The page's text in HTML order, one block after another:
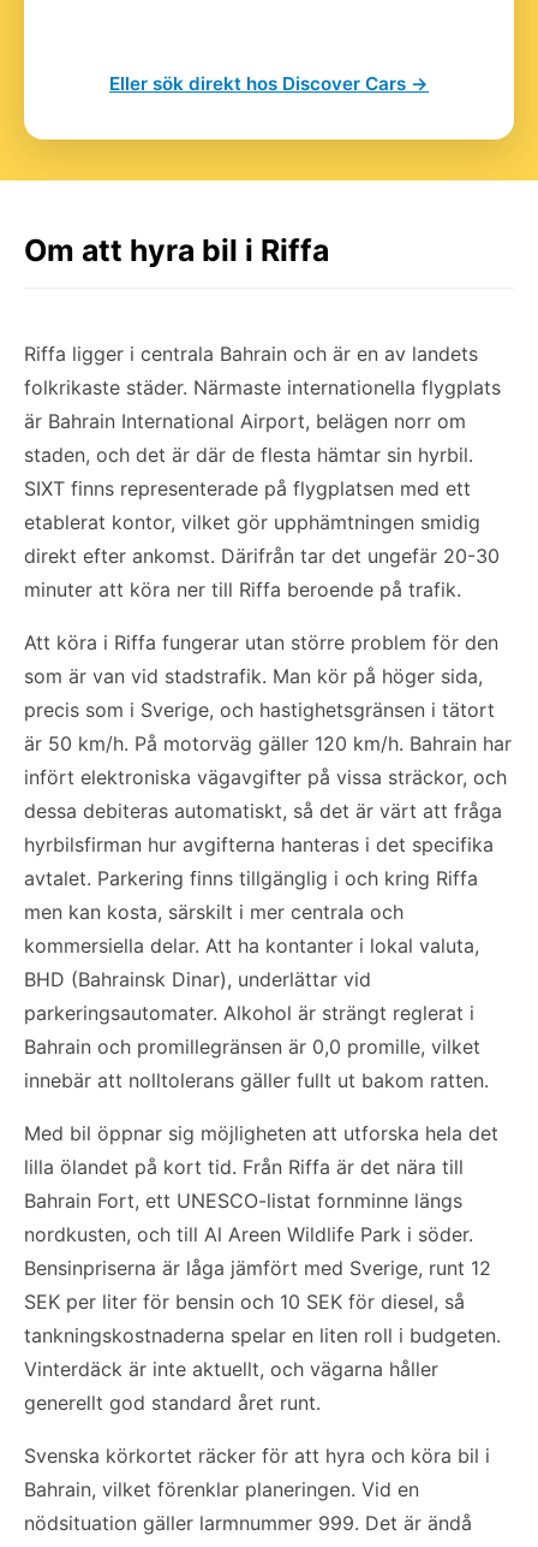
Eller sök direkt hos Discover Cars →
Om att hyra bil i Riffa
Riffa ligger i centrala Bahrain och är en av landets
folkrikaste städer. Närmaste internationella flygplats
är Bahrain International Airport, belägen norr om
staden, och det är där de flesta hämtar sin hyrbil.
SIXT finns representerade på flygplatsen med ett
etablerat kontor, vilket gör upphämtningen smidig
direkt efter ankomst. Därifrån tar det ungefär 20-30
minuter att köra ner till Riffa beroende på trafik.
Att köra i Riffa fungerar utan större problem för den
som är van vid stadstrafik. Man kör på höger sida,
precis som i Sverige, och hastighetsgränsen i tätort
är 50 km/h. På motorväg gäller 120 km/h. Bahrain har
infört elektroniska vägavgifter på vissa sträckor, och
dessa debiteras automatiskt, så det är värt att fråga
hyrbilsfirman hur avgifterna hanteras i det specifika
avtalet. Parkering finns tillgänglig i och kring Riffa
men kan kosta, särskilt i mer centrala och
kommersiella delar. Att ha kontanter i lokal valuta,
BHD (Bahrainsk Dinar), underlättar vid
parkeringsautomater. Alkohol är strängt reglerat i
Bahrain och promillegränsen är 0,0 promille, vilket
innebär att nolltolerans gäller fullt ut bakom ratten.
Med bil öppnar sig möjligheten att utforska hela det
lilla ölandet på kort tid. Från Riffa är det nära till
Bahrain Fort, ett UNESCO-listat fornminne längs
nordkusten, och till Al Areen Wildlife Park i söder.
Bensinpriserna är låga jämfört med Sverige, runt 12
SEK per liter för bensin och 10 SEK för diesel, så
tankningskostnaderna spelar en liten roll i budgeten.
Vinterdäck är inte aktuellt, och vägarna håller
generellt god standard året runt.
Svenska körkortet räcker för att hyra och köra bil i
Bahrain, vilket förenklar planeringen. Vid en
nödsituation gäller larmnummer 999. Det är ändå